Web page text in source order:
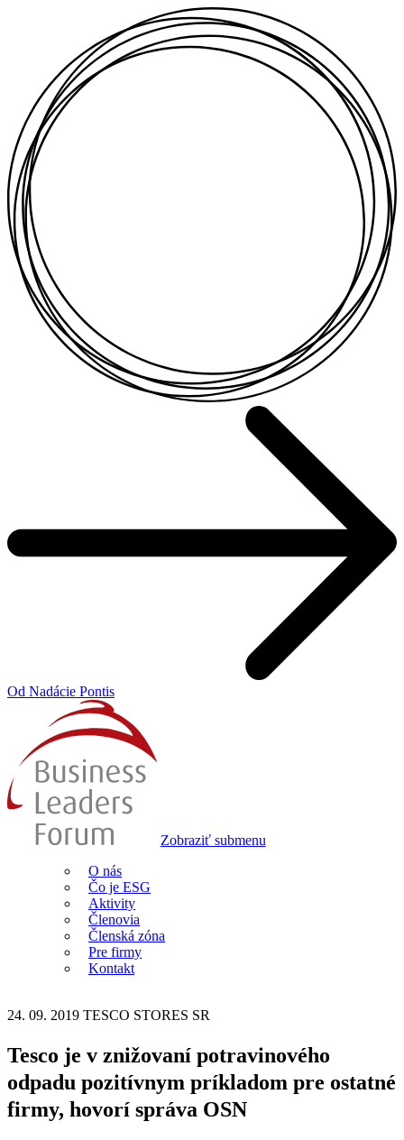
Od Nadácie Pontis
Zobraziť submenu
O nás
Čo je ESG
Aktivity
Členovia
Členská zóna
Pre firmy
Kontakt
24. 09. 2019 TESCO STORES SR
Tesco je v znižovaní potravinového
odpadu pozitívnym príkladom pre ostatné
firmy, hovorí správa OSN